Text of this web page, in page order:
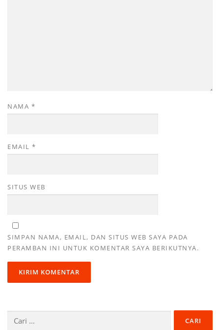
NAMA *
EMAIL *
SITUS WEB
SIMPAN NAMA, EMAIL, DAN SITUS WEB SAYA PADA
PERAMBAN INI UNTUK KOMENTAR SAYA BERIKUTNYA.
untuk: